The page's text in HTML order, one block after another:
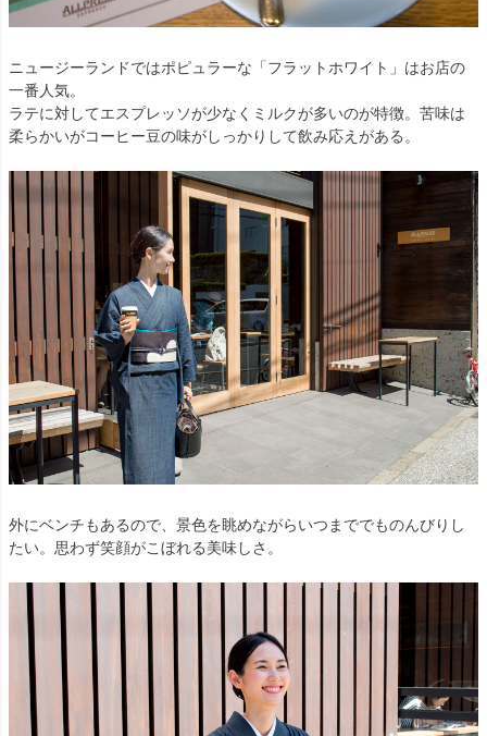
ニュージーランドではポピュラーな「フラットホワイト」はお店の
一番人気。
ラテに対してエスプレッソが少なくミルクが多いのが特徴。苦味は
柔らかいがコーヒー豆の味がしっかりして飲み応えがある。
外にベンチもあるので、景色を眺めながらいつまででものんびりし
たい。思わず笑顔がこぼれる美味しさ。